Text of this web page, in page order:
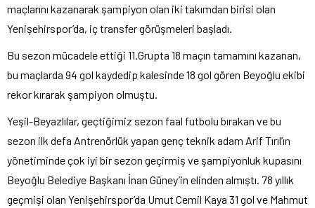
maçlarını kazanarak şampiyon olan iki takımdan birisi olan
Yenişehirspor’da, iç transfer görüşmeleri başladı.
Bu sezon mücadele ettiği 11.Grupta 18 maçın tamamını kazanan,
bu maçlarda 94 gol kaydedip kalesinde 18 gol gören Beyoğlu ekibi
rekor kırarak şampiyon olmuştu.
Yeşil-Beyazlılar, geçtiğimiz sezon faal futbolu bırakan ve bu
sezon ilk defa Antrenörlük yapan genç teknik adam Arif Tırıl’ın
yönetiminde çok iyi bir sezon geçirmiş ve şampiyonluk kupasını
Beyoğlu Belediye Başkanı İnan Güney’in elinden almıştı. 78 yıllık
geçmişi olan Yenişehirspor’da Umut Cemil Kaya 31 gol ve Mahmut